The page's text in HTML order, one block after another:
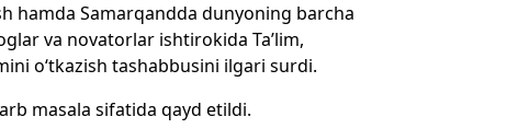
hamda Samarqandda dunyoning barcha
va novatorlar ishtirokida Ta’lim,
o‘tkazish tashabbusini ilgari surdi.
masala sifatida qayd etildi.